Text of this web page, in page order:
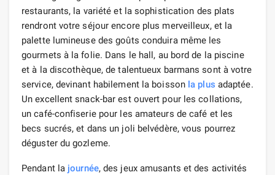
restaurants, la variété et la sophistication des plats
rendront votre séjour encore plus merveilleux, et la
palette lumineuse des goûts conduira même les
gourmets à la folie. Dans le hall, au bord de la piscine
et à la discothèque, de talentueux barmans sont à votre
service, devinant habilement la boisson la plus adaptée.
Un excellent snack-bar est ouvert pour les collations,
un café-confiserie pour les amateurs de café et les
becs sucrés, et dans un joli belvédère, vous pourrez
déguster du gozleme.
Pendant la journée, des jeux amusants et des activités